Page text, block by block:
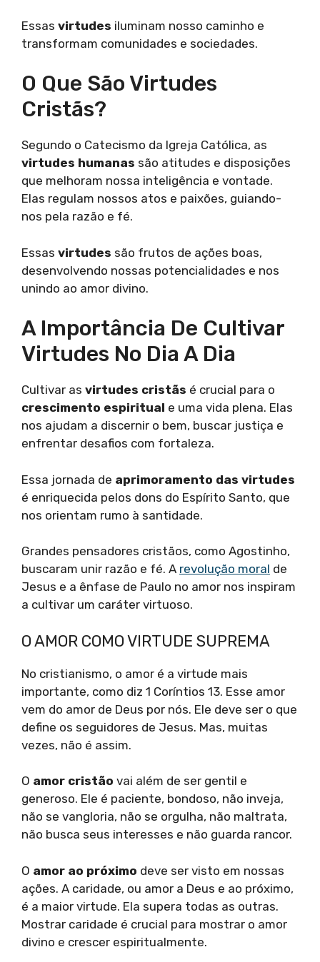
Essas virtudes iluminam nosso caminho e
transformam comunidades e sociedades.
O Que São Virtudes
Cristãs?
Segundo o Catecismo da Igreja Católica, as
virtudes humanas são atitudes e disposições
que melhoram nossa inteligência e vontade.
Elas regulam nossos atos e paixões, guiando-
nos pela razão e fé.
Essas virtudes são frutos de ações boas,
desenvolvendo nossas potencialidades e nos
unindo ao amor divino.
A Importância De Cultivar
Virtudes No Dia A Dia
Cultivar as virtudes cristãs é crucial para o
crescimento espiritual e uma vida plena. Elas
nos ajudam a discernir o bem, buscar justiça e
enfrentar desafios com fortaleza.
Essa jornada de aprimoramento das virtudes
é enriquecida pelos dons do Espírito Santo, que
nos orientam rumo à santidade.
Grandes pensadores cristãos, como Agostinho,
buscaram unir razão e fé. A revolução moral de
Jesus e a ênfase de Paulo no amor nos inspiram
a cultivar um caráter virtuoso.
O AMOR COMO VIRTUDE SUPREMA
No cristianismo, o amor é a virtude mais
importante, como diz 1 Coríntios 13. Esse amor
vem do amor de Deus por nós. Ele deve ser o que
define os seguidores de Jesus. Mas, muitas
vezes, não é assim.
O amor cristão vai além de ser gentil e
generoso. Ele é paciente, bondoso, não inveja,
não se vangloria, não se orgulha, não maltrata,
não busca seus interesses e não guarda rancor.
O amor ao próximo deve ser visto em nossas
ações. A caridade, ou amor a Deus e ao próximo,
é a maior virtude. Ela supera todas as outras.
Mostrar caridade é crucial para mostrar o amor
divino e crescer espiritualmente.